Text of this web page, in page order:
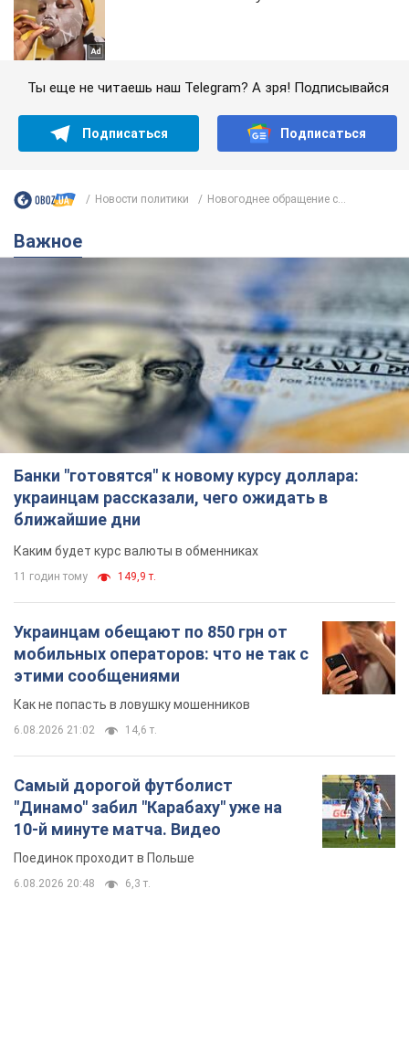
Ты еще не читаешь наш Telegram? А зря! Подписывайся
Подписаться Подписаться
Новости политики Новогоднее обращение с...
Важное
Банки "готовятся" к новому курсу доллара:
украинцам рассказали, чего ожидать в
ближайшие дни
Каким будет курс валюты в обменниках
11 годин тому 149,9 т.
Украинцам обещают по 850 грн от
мобильных операторов: что не так с
этими сообщениями
Как не попасть в ловушку мошенников
6.08.2026 21:02 14,6 т.
Самый дорогой футболист
"Динамо" забил "Карабаху" уже на
10-й минуте матча. Видео
Поединок проходит в Польше
6.08.2026 20:48 6,3 т.